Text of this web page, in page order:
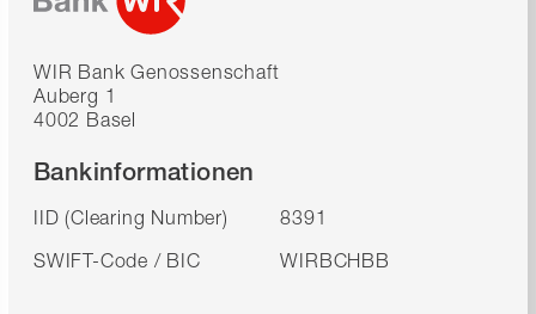
WIR Bank Genossenschaft
Auberg 1
4002 Basel
Bankinformationen
IID (Clearing Number)
8391
SWIFT-Code / BIC
WIRBCHBB